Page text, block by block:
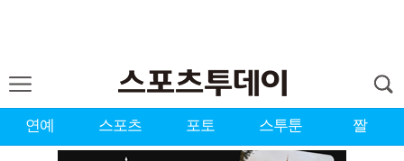
연예 스포츠 포토 스투툰 짤